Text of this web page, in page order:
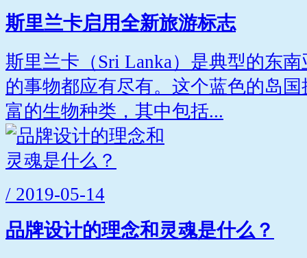
斯里兰卡启用全新旅游标志
斯里兰卡（Sri Lanka）是典型的东
的事物都应有尽有。这个蓝色的岛
富的生物种类，其中包括...
/ 2019-05-14
品牌设计的理念和灵魂是什么？